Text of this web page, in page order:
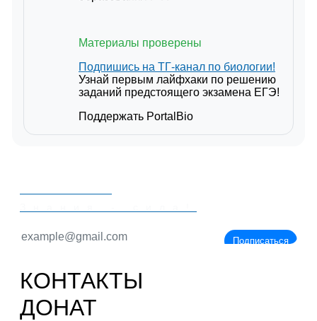
Материалы проверены
Подпишись на ТГ-канал по биологии!
Узнай первым лайфхаки по решению
заданий предстоящего экзамена ЕГЭ!
Поддержать PortalBio
Подписаться
КОНТАКТЫ
ДОНАТ